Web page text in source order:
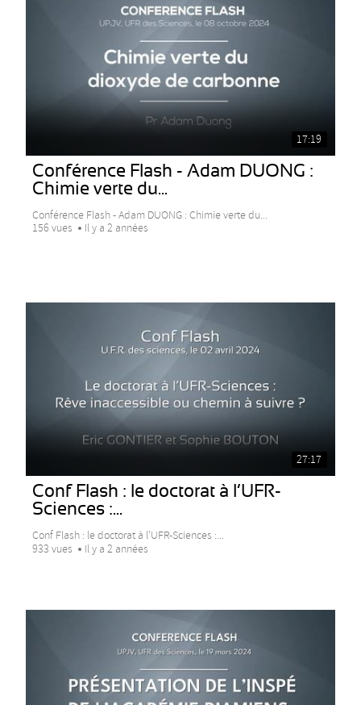
17:19
Conférence Flash - Adam DUONG :
Chimie verte du...
Conférence Flash - Adam DUONG : Chimie verte du...
156 vues
Il y a 2 années
27:17
Conf Flash : le doctorat à l’UFR-
Sciences :...
Conf Flash : le doctorat à l’UFR-Sciences :...
933 vues
Il y a 2 années